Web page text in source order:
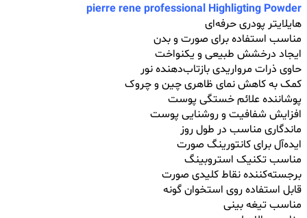
pierre rene professional Highligting Powder
هایلایتر پودری حرفه‌ای
مناسب استفاده برای صورت و بدن
ایجاد درخشش طبیعی و یکنواخت
حاوی ذرات مرواریدی بازتاب‌دهنده نور
کمک به کاهش نمای ظاهری چین و چروک
پوشاننده علائم خستگی پوست
افزایش شفافیت و روشنایی پوست
ماندگاری مناسب در طول روز
ایده‌آل برای کانتورینگ صورت
مناسب تکنیک استروبینگ
برجسته‌کننده نقاط کلیدی صورت
قابل استفاده روی استخوان گونه
مناسب تیغه بینی